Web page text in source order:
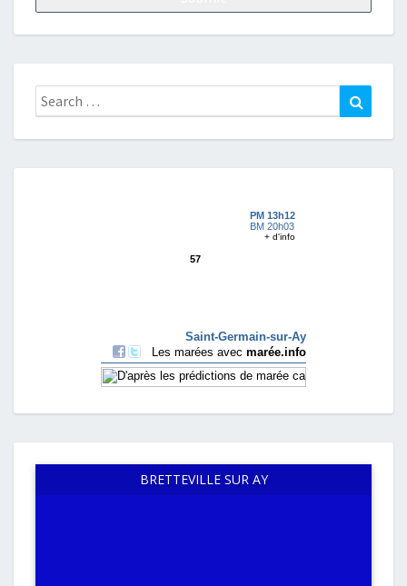
Search
for:
BRETTEVILLE SUR AY